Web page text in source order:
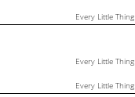
Every Little Thing
Every Little Thing
Every Little Thing